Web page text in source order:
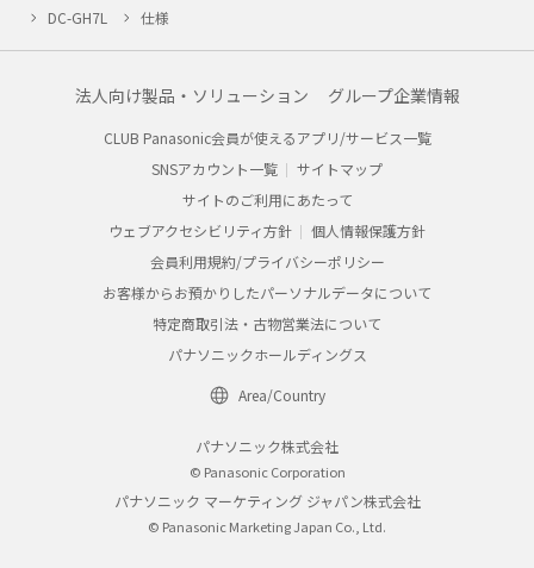
DC-GH7L
仕様
法人向け製品・ソリューション グループ企業情報
CLUB Panasonic会員が使えるアプリ/サービス一覧
SNSアカウント一覧
サイトマップ
サイトのご利用にあたって
ウェブアクセシビリティ方針
個人情報保護方針
会員利用規約/プライバシーポリシー
お客様からお預かりしたパーソナルデータについて
特定商取引法・古物営業法について
パナソニックホールディングス
Area/Country
パナソニック株式会社
© Panasonic Corporation
パナソニック マーケティング ジャパン株式会社
© Panasonic Marketing Japan Co., Ltd.